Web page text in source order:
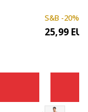
S&B -20%
25,99 EUR